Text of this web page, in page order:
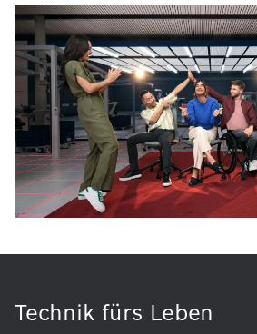
Technik fürs Leben